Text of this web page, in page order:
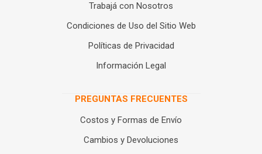
Trabajá con Nosotros
Condiciones de Uso del Sitio Web
Políticas de Privacidad
Información Legal
PREGUNTAS FRECUENTES
Costos y Formas de Envío
Cambios y Devoluciones